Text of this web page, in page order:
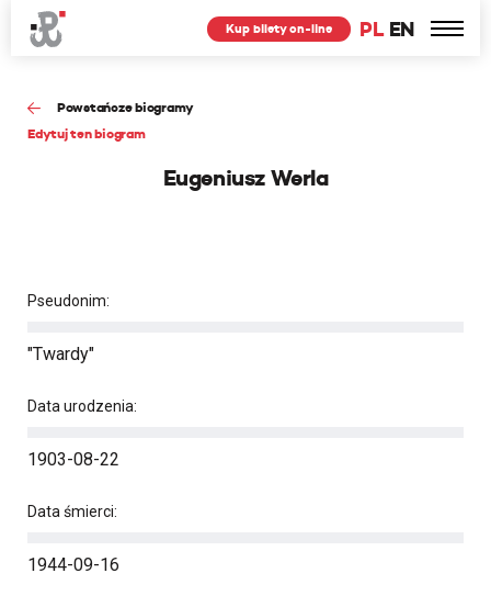
PL EN
Kup bilety on-line
Powstańcze biogramy
Edytuj ten biogram
Eugeniusz Werla
Pseudonim:
"Twardy"
Data urodzenia:
1903-08-22
Data śmierci:
1944-09-16